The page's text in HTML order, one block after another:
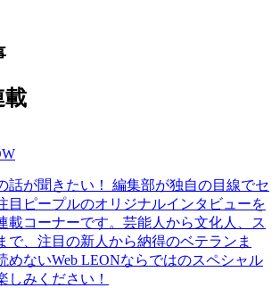
載
話が聞きたい！ 編集部が独自の目線でセ
目ピープルのオリジナルインタビューを
載コーナーです。芸能人から文化人、ス
で、注目の新人から納得のベテランま
めないWeb LEONならではのスペシャル
しみください！